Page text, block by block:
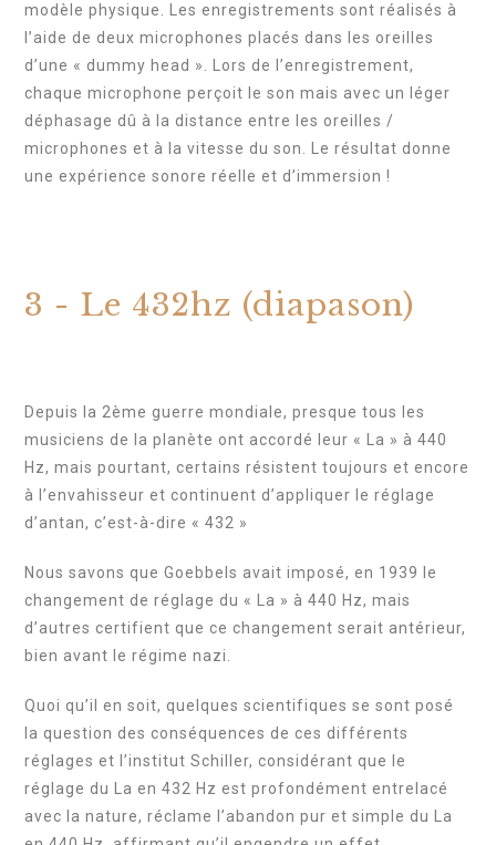
modèle physique. Les enregistrements sont réalisés à
l’aide de deux microphones placés dans les oreilles
d’une « dummy head ». Lors de l’enregistrement,
chaque microphone perçoit le son mais avec un léger
déphasage dû à la distance entre les oreilles /
microphones et à la vitesse du son. Le résultat donne
une expérience sonore réelle et d’immersion !
3 - Le 432hz (diapason)
Depuis la 2ème guerre mondiale, presque tous les
musiciens de la planète ont accordé leur « La » à 440
Hz, mais pourtant, certains résistent toujours et encore
à l’envahisseur et continuent d’appliquer le réglage
d’antan, c’est-à-dire « 432 »
Nous savons que Goebbels avait imposé, en 1939 le
changement de réglage du « La » à 440 Hz, mais
d’autres certifient que ce changement serait antérieur,
bien avant le régime nazi.
Quoi qu’il en soit, quelques scientifiques se sont posé
la question des conséquences de ces différents
réglages et l’institut Schiller, considérant que le
réglage du La en 432 Hz est profondément entrelacé
avec la nature, réclame l’abandon pur et simple du La